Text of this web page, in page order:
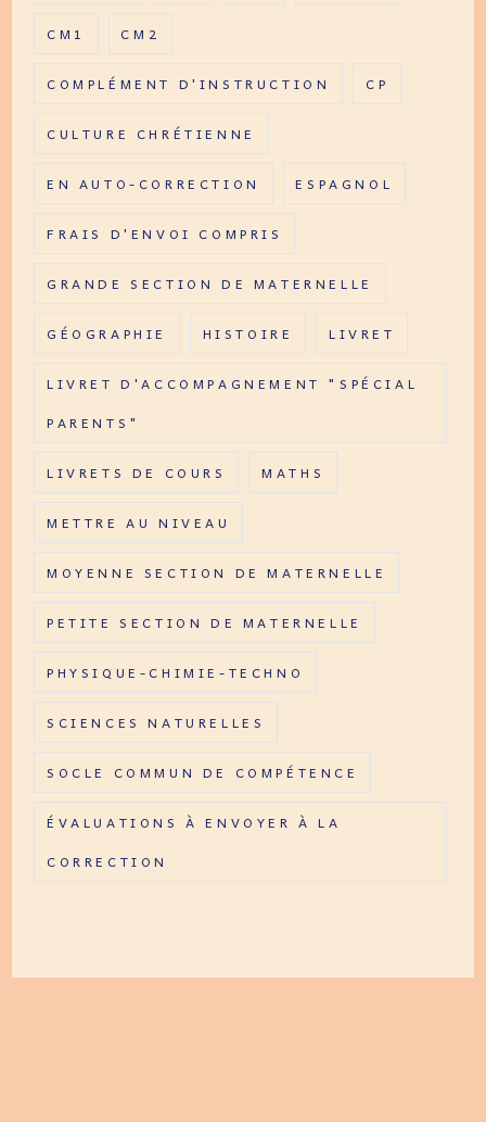
CM1 CM2
COMPLÉMENT D'INSTRUCTION CP
CULTURE CHRÉTIENNE
EN AUTO-CORRECTION ESPAGNOL
FRAIS D'ENVOI COMPRIS
GRANDE SECTION DE MATERNELLE
GÉOGRAPHIE HISTOIRE LIVRET
LIVRET D'ACCOMPAGNEMENT "SPÉCIAL
PARENTS"
LIVRETS DE COURS MATHS
METTRE AU NIVEAU
MOYENNE SECTION DE MATERNELLE
PETITE SECTION DE MATERNELLE
PHYSIQUE-CHIMIE-TECHNO
SCIENCES NATURELLES
SOCLE COMMUN DE COMPÉTENCE
ÉVALUATIONS À ENVOYER À LA
CORRECTION